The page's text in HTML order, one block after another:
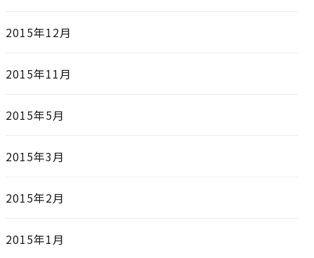
2015年12月
2015年11月
2015年5月
2015年3月
2015年2月
2015年1月